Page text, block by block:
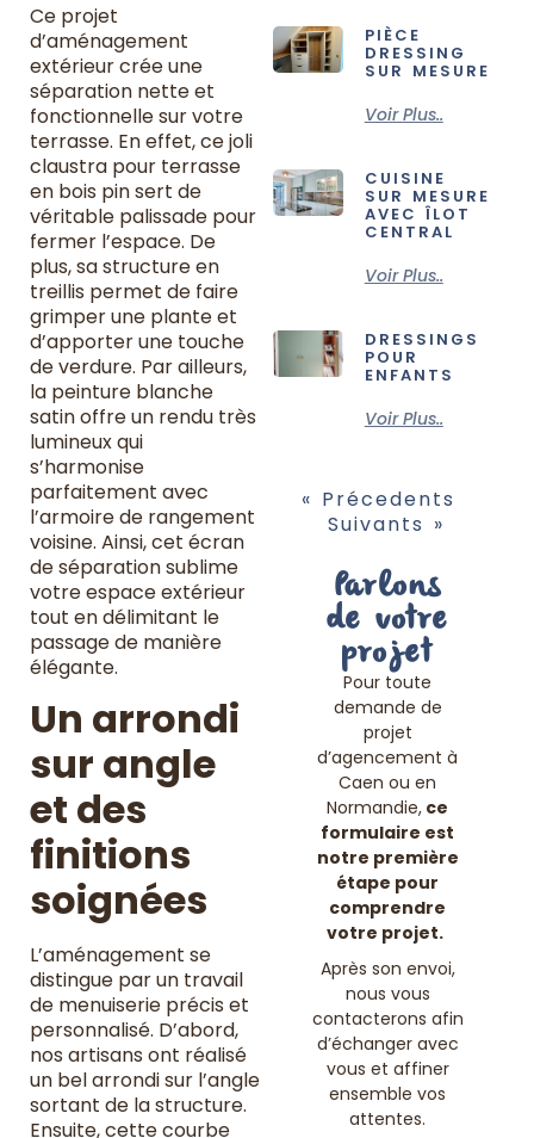
Ce projet
d’aménagement
extérieur crée une
séparation nette et
fonctionnelle sur votre
terrasse. En effet, ce joli
claustra pour terrasse
en bois pin sert de
véritable palissade pour
fermer l’espace. De
plus, sa structure en
treillis permet de faire
grimper une plante et
d’apporter une touche
de verdure. Par ailleurs,
la peinture blanche
satin offre un rendu très
lumineux qui
s’harmonise
parfaitement avec
l’armoire de rangement
voisine. Ainsi, cet écran
de séparation sublime
votre espace extérieur
tout en délimitant le
passage de manière
élégante.
Un arrondi
sur angle
et des
finitions
soignées
L’aménagement se
distingue par un travail
de menuiserie précis et
personnalisé. D’abord,
nos artisans ont réalisé
un bel arrondi sur l’angle
sortant de la structure.
Ensuite, cette courbe
PIÈCE
DRESSING
SUR MESURE
Voir Plus..
CUISINE
SUR MESURE
AVEC ÎLOT
CENTRAL
Voir Plus..
DRESSINGS
POUR
ENFANTS
Voir Plus..
« Précedents
Suivants »
Parlons
de votre
projet
Pour toute
demande de
projet
d’agencement à
Caen ou en
Normandie, ce
formulaire est
notre première
étape pour
comprendre
votre projet.
Après son envoi,
nous vous
contacterons afin
d’échanger avec
vous et affiner
ensemble vos
attentes.